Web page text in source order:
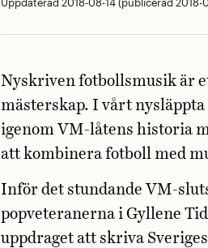
Nyskriven fotbollsmusik är
mästerskap. I vårt
igenom VM-låtens historia
att kombinera fotboll med
Inför det stundande VM-
popveteranerna i Gyllene
uppdraget att skriva